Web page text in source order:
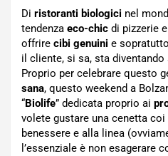
Di ristoranti biologici nel
tendenza eco-chic di pizzerie
offrire cibi genuini e sopratutto
il cliente, si sa, sta
Proprio per celebrare questo
sana, questo weekend a
“Biolife” dedicata proprio ai
volete gustare una cenetta
benessere e alla linea
l’essenziale è non esagerare